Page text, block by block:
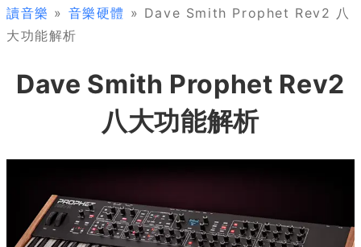
讀音樂 » 音樂硬體 » Dave Smith Prophet Rev2 八
大功能解析
Dave Smith Prophet Rev2
八大功能解析